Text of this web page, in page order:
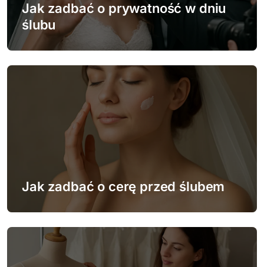
p
i
s
Jak zadbać o prywatność w dniu
ślubu
Jak zadbać o cerę przed ślubem